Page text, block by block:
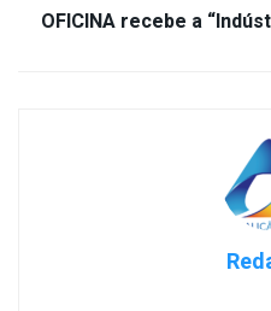
OFICINA recebe a